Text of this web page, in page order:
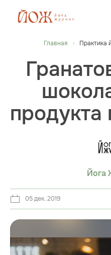
Главная Практика
продукта
Йога
05 дек. 2019